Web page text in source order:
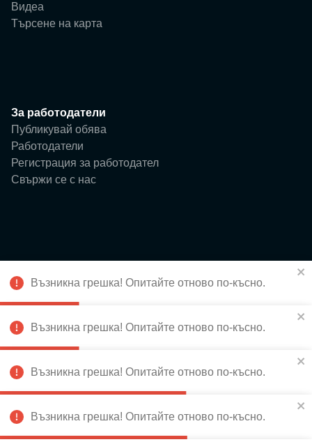
Видеа
Търсене на карта
За работодатели
Публикувай обява
Работодатели
Регистрация за работодател
Свържи се с нас
Блог
Събития
За нас
Истории
Абонирай се за новини
Възникна грешка! Опитайте отново по-късно.
Възникна грешка! Опитайте отново по-късно.
Възникна грешка! Опитайте отново по-късно.
Възникна грешка! Опитайте отново по-късно.